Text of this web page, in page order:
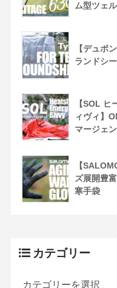
ム型ツェ
【デュポ
ランドシ
【SOL
ィヴィ】
マージェ
【
ズ展開豊
寒手袋
カテゴリー